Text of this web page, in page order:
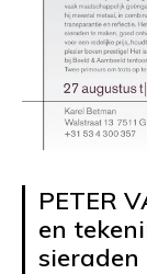
PETER
en
sieraden